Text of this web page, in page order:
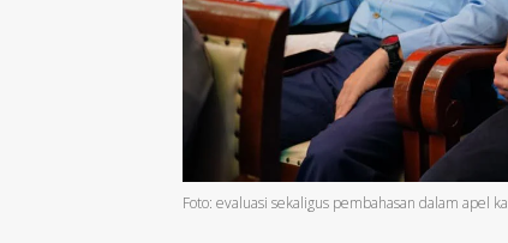
Foto: evaluasi sekaligus pembahasan dalam apel